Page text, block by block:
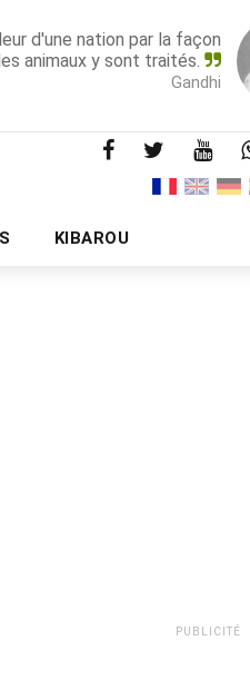
d'une nation par la façon
animaux y sont traités.
Gandhi
KIBAROU
PUBLICITÉ